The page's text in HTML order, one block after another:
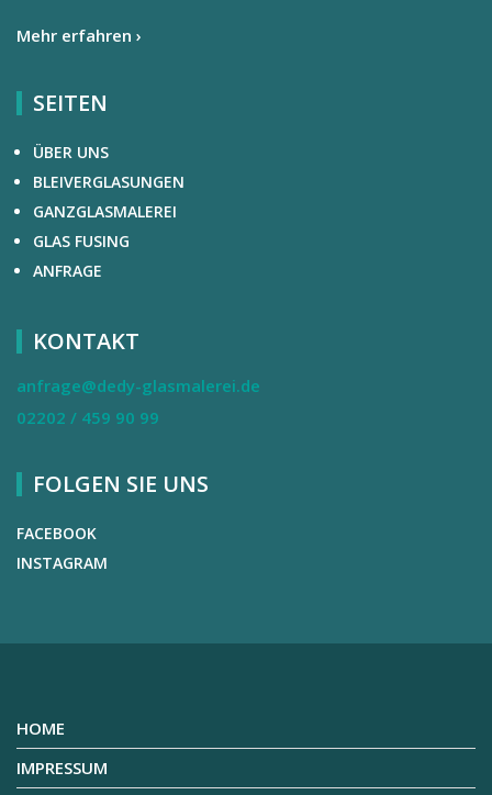
Mehr erfahren ›
SEITEN
ÜBER UNS
BLEIVERGLASUNGEN
GANZGLASMALEREI
GLAS FUSING
ANFRAGE
KONTAKT
anfrage@dedy-glasmalerei.de
02202 / 459 90 99
FOLGEN SIE UNS
FACEBOOK
INSTAGRAM
HOME
IMPRESSUM